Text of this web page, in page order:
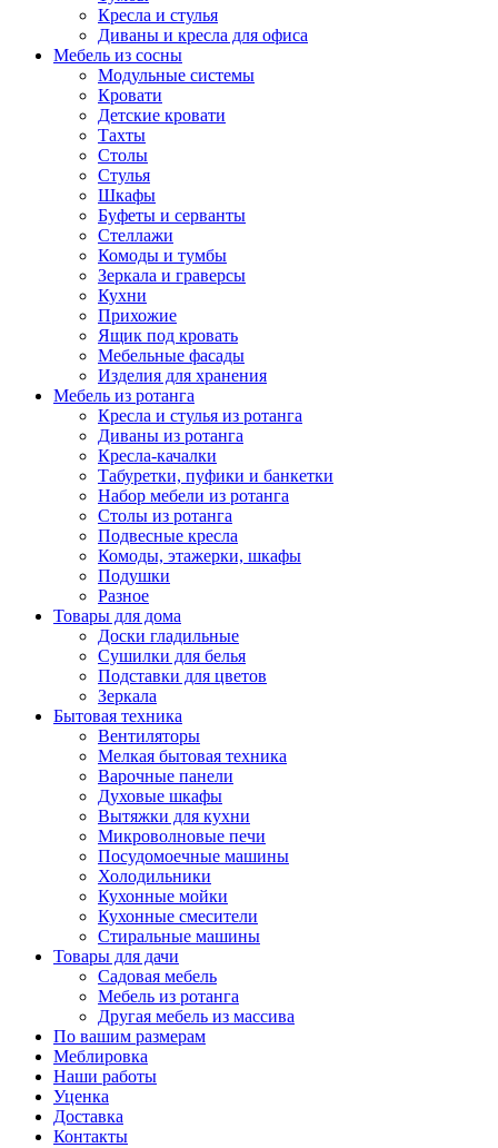
Кресла и стулья
Диваны и кресла для офиса
Мебель из сосны
Модульные системы
Кровати
Детские кровати
Тахты
Столы
Стулья
Шкафы
Буфеты и серванты
Стеллажи
Комоды и тумбы
Зеркала и граверсы
Кухни
Прихожие
Ящик под кровать
Мебельные фасады
Изделия для хранения
Мебель из ротанга
Кресла и стулья из ротанга
Диваны из ротанга
Кресла-качалки
Табуретки, пуфики и банкетки
Набор мебели из ротанга
Столы из ротанга
Подвесные кресла
Комоды, этажерки, шкафы
Подушки
Разное
Товары для дома
Доски гладильные
Сушилки для белья
Подставки для цветов
Зеркала
Бытовая техника
Вентиляторы
Мелкая бытовая техника
Варочные панели
Духовые шкафы
Вытяжки для кухни
Микроволновые печи
Посудомоечные машины
Холодильники
Кухонные мойки
Кухонные смесители
Стиральные машины
Товары для дачи
Садовая мебель
Мебель из ротанга
Другая мебель из массива
По вашим размерам
Меблировка
Наши работы
Уценка
Доставка
Контакты